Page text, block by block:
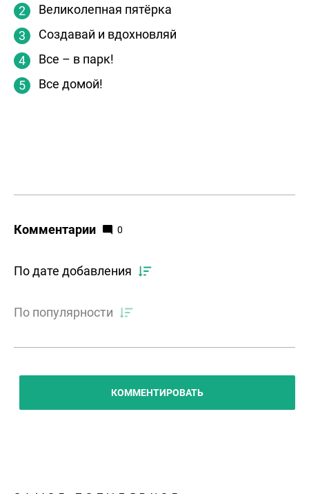
Великолепная пятёрка
Создавай и вдохновляй
Все – в парк!
Все домой!
Комментарии 0
По дате добавления
По популярности
КОММЕНТИРОВАТЬ